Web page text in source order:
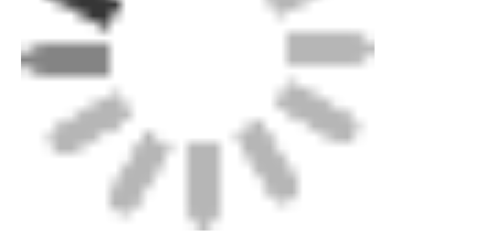
Αρχική Σελίδα
Προϊόντα
Σχετικά με εμάς
σωλήνων υπηρεσίας διαμέτρου 20, 25 ή 32 mm
κατά τη συγχώνευση αγκώνων 90 °,
εξασφαλίζοντας ασύνθετες αρθρώσεις.